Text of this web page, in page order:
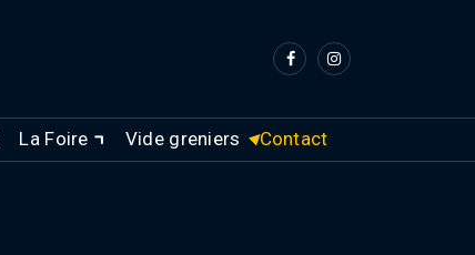
La Foire Vide greniers Contact